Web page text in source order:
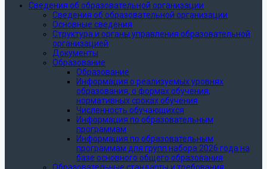
Сведения об образовательной организации
Сведения об образовательной организации
Основные сведения
Структура и органы управления образовательной
организацией
Документы
Образование
Образование
Информация о реализуемых уровнях
образования, о формах обучения,
нормативных сроках обучения
Численность обучающихся
Информация по образовательным
программам
Информация по образовательным
программам для групп набора 2026 года на
базе основного общего образования